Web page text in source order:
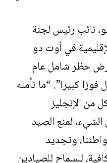
نائب رئيس لجنة
في أوت دو
حظر شامل عام
فوزا كبيرا”. “ما نأمله
من الإنجليز
لمنع الصيد
وتجديد
للسماح للصيادين